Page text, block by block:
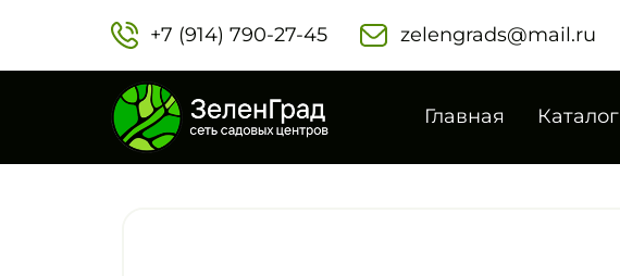
+7 (914) 790-27-45‬ zelengrads@mail.ru
Главная Каталог